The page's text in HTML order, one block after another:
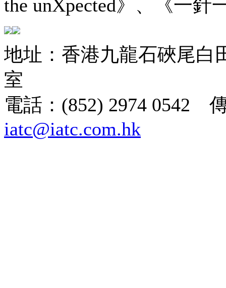
the unXpected》、《一針
地址：香港九龍石硤尾白
室
電話：(852) 2974 0542
iatc@iatc.com.hk